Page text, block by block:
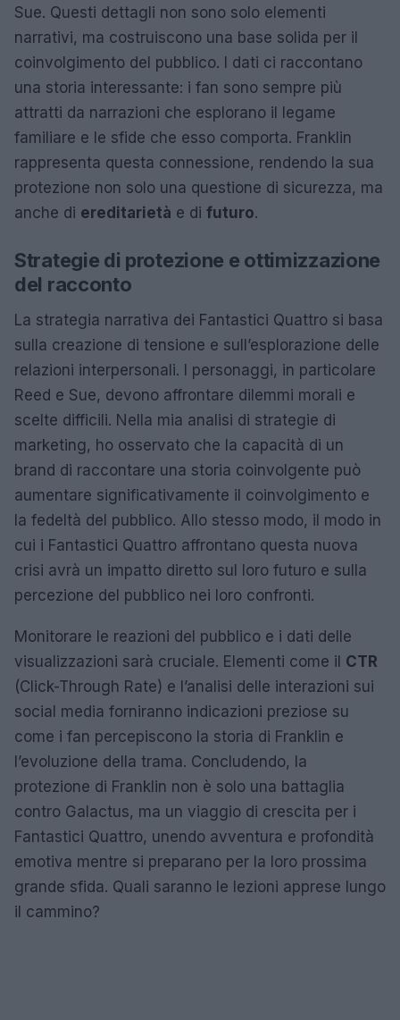
Sue. Questi dettagli non sono solo elementi
narrativi, ma costruiscono una base solida per il
coinvolgimento del pubblico. I dati ci raccontano
una storia interessante: i fan sono sempre più
attratti da narrazioni che esplorano il legame
familiare e le sfide che esso comporta. Franklin
rappresenta questa connessione, rendendo la sua
protezione non solo una questione di sicurezza, ma
anche di ereditarietà e di futuro.
Strategie di protezione e ottimizzazione
del racconto
La strategia narrativa dei Fantastici Quattro si basa
sulla creazione di tensione e sull’esplorazione delle
relazioni interpersonali. I personaggi, in particolare
Reed e Sue, devono affrontare dilemmi morali e
scelte difficili. Nella mia analisi di strategie di
marketing, ho osservato che la capacità di un
brand di raccontare una storia coinvolgente può
aumentare significativamente il coinvolgimento e
la fedeltà del pubblico. Allo stesso modo, il modo in
cui i Fantastici Quattro affrontano questa nuova
crisi avrà un impatto diretto sul loro futuro e sulla
percezione del pubblico nei loro confronti.
Monitorare le reazioni del pubblico e i dati delle
visualizzazioni sarà cruciale. Elementi come il CTR
(Click-Through Rate) e l’analisi delle interazioni sui
social media forniranno indicazioni preziose su
come i fan percepiscono la storia di Franklin e
l’evoluzione della trama. Concludendo, la
protezione di Franklin non è solo una battaglia
contro Galactus, ma un viaggio di crescita per i
Fantastici Quattro, unendo avventura e profondità
emotiva mentre si preparano per la loro prossima
grande sfida. Quali saranno le lezioni apprese lungo
il cammino?